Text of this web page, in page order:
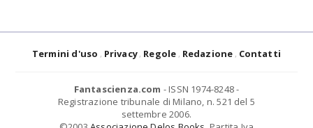
Termini d'uso Privacy Regole Redazione Contatti
Fantascienza.com - ISSN 1974-8248 -
Registrazione tribunale di Milano, n. 521 del 5
settembre 2006.